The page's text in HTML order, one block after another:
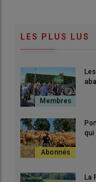
LES PLUS LUS
qui
La